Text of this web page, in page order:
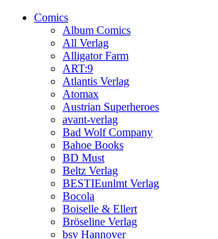
Comics
Album Comics
All Verlag
Alligator Farm
ART:9
Atlantis Verlag
Atomax
Austrian Superheroes
avant-verlag
Bad Wolf Company
Bahoe Books
BD Must
Beltz Verlag
BESTIEunlmt Verlag
Bocola
Boiselle & Ellert
Bröseline Verlag
bsv Hannover